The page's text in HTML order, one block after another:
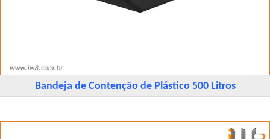
Bandeja de Contenção de Plástico 500 Litros